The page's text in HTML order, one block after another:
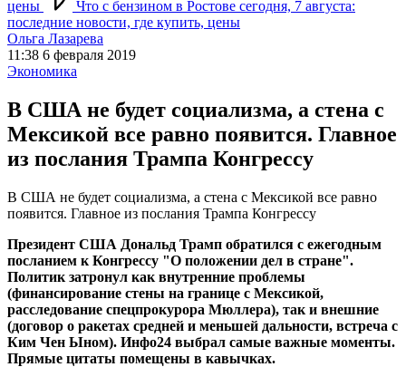
цены
Что с бензином в Ростове сегодня, 7 августа:
последние новости, где купить, цены
Ольга Лазарева
11:38 6 февраля 2019
Экономика
В США не будет социализма, а стена с
Мексикой все равно появится. Главное
из послания Трампа Конгрессу
В США не будет социализма, а стена с Мексикой все равно
появится. Главное из послания Трампа Конгрессу
Президент США Дональд Трамп обратился с ежегодным
посланием к Конгрессу "О положении дел в стране".
Политик затронул как внутренние проблемы
(финансирование стены на границе с Мексикой,
расследование спецпрокурора Мюллера), так и внешние
(договор о ракетах средней и меньшей дальности, встреча с
Ким Чен Ыном). Инфо24 выбрал самые важные моменты.
Прямые цитаты помещены в кавычках.